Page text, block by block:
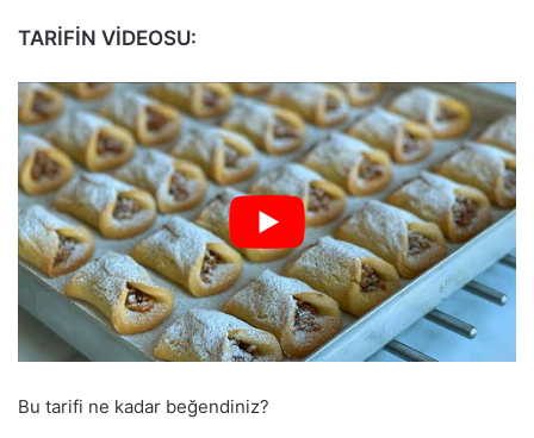
TARİFİN VİDEOSU:
Bu tarifi ne kadar beğendiniz?